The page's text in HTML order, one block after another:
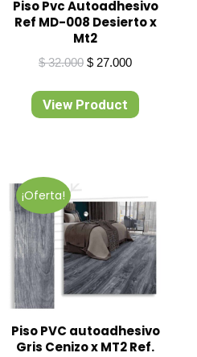
Piso Pvc Autoadhesivo
Ref MD-008 Desierto x
Mt2
$32.000 El
original
era:
$ 27.000El
actual
es:
View Product
¡Oferta!
Piso PVC autoadhesivo
Gris Cenizo x MT2 Ref.